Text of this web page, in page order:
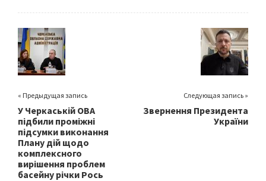
o
o
k
er
« Предыдущая запись
У Черкаській ОВА
підбили проміжні
підсумки виконання
Плану дій щодо
комплексного
вирішення проблем
басейну річки Рось
Следующая запись »
Звернення Президента
України